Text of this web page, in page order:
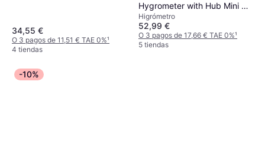
34,55 €
O 3 pagos de 11,51 € TAE 0%¹
4 tiendas
Hygrometer with Hub Mini 3-
pack
Higrómetro
52,99 €
O 3 pagos de 17,66 € TAE 0%¹
5 tiendas
-10%